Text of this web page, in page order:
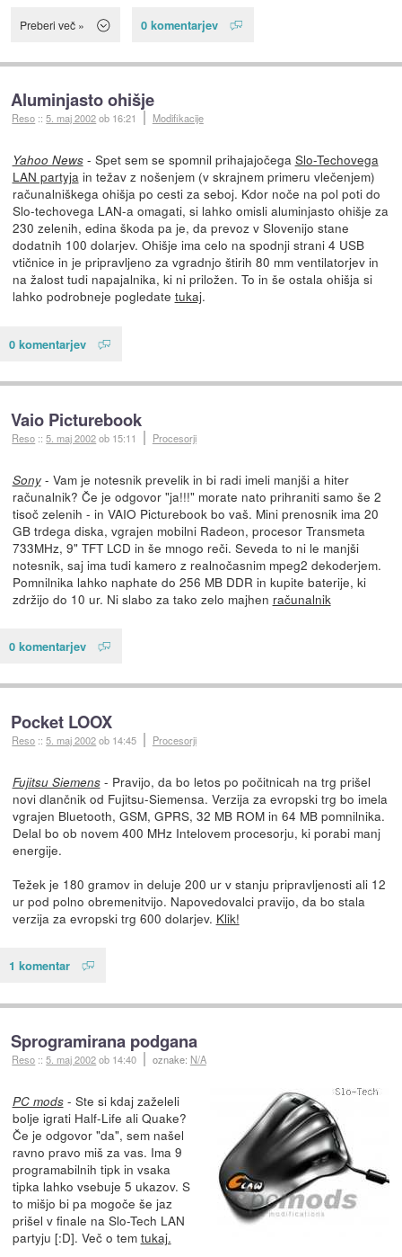
Preberi več » 0 komentarjev
Aluminjasto ohišje
Reso ::5. maj 2002ob 16:21 Modifikacije
Yahoo News- Spet sem se spomnil prihajajočega Slo-Techovega
LAN partyjain težav z nošenjem (v skrajnem primeru vlečenjem)
računalniškega ohišja po cesti za seboj. Kdor noče na pol poti do
Slo-techovega LAN-a omagati, si lahko omisli aluminjasto ohišje za
230 zelenih, edina škoda pa je, da prevoz v Slovenijo stane
dodatnih 100 dolarjev. Ohišje ima celo na spodnji strani 4 USB
vtičnice in je pripravljeno za vgradnjo štirih 80 mm ventilatorjev in
na žalost tudi napajalnika, ki ni priložen. To in še ostala ohišja si
lahko podrobneje pogledate tukaj.
0 komentarjev
Vaio Picturebook
Reso ::5. maj 2002ob 15:11 Procesorji
Sony- Vam je notesnik prevelik in bi radi imeli manjši a hiter
računalnik? Če je odgovor "ja!!!" morate nato prihraniti samo še 2
tisoč zelenih - in VAIO Picturebook bo vaš. Mini prenosnik ima 20
GB trdega diska, vgrajen mobilni Radeon, procesor Transmeta
733MHz, 9" TFT LCD in še mnogo reči. Seveda to ni le manjši
notesnik, saj ima tudi kamero z realnočasnim mpeg2 dekoderjem.
Pomnilnika lahko naphate do 256 MB DDR in kupite baterije, ki
zdržijo do 10 ur. Ni slabo za tako zelo majhen računalnik
0 komentarjev
Pocket LOOX
Reso ::5. maj 2002ob 14:45 Procesorji
Fujitsu Siemens- Pravijo, da bo letos po počitnicah na trg prišel
novi dlančnik od Fujitsu-Siemensa. Verzija za evropski trg bo imela
vgrajen Bluetooth, GSM, GPRS, 32 MB ROM in 64 MB pomnilnika.
Delal bo ob novem 400 MHz Intelovem procesorju, ki porabi manj
energije.
Težek je 180 gramov in deluje 200 ur v stanju pripravljenosti ali 12
ur pod polno obremenitvijo. Napovedovalci pravijo, da bo stala
verzija za evropski trg 600 dolarjev. Klik!
1 komentar
Sprogramirana podgana
Reso ::5. maj 2002ob 14:40 oznake: N/A
PC mods- Ste si kdaj zaželeli
bolje igrati Half-Life ali Quake?
Če je odgovor "da", sem našel
ravno pravo miš za vas. Ima 9
programabilnih tipk in vsaka
tipka lahko vsebuje 5 ukazov. S
to mišjo bi pa mogoče še jaz
prišel v finale na Slo-Tech LAN
partyju [:D]. Več o tem tukaj.